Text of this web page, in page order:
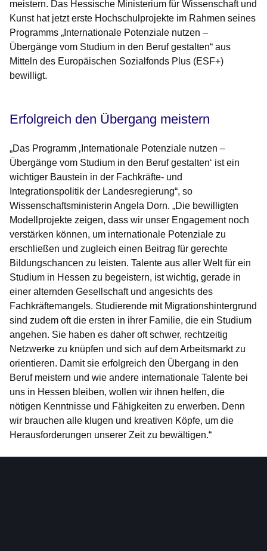
meistern. Das Hessische Ministerium für Wissenschaft und
Kunst hat jetzt erste Hochschulprojekte im Rahmen seines
Programms „Internationale Potenziale nutzen –
Übergänge vom Studium in den Beruf gestalten“ aus
Mitteln des Europäischen Sozialfonds Plus (ESF+)
bewilligt.
Erfolgreich den Übergang meistern
„Das Programm ‚Internationale Potenziale nutzen –
Übergänge vom Studium in den Beruf gestalten‘ ist ein
wichtiger Baustein in der Fachkräfte- und
Integrationspolitik der Landesregierung“, so
Wissenschaftsministerin Angela Dorn. „Die bewilligten
Modellprojekte zeigen, dass wir unser Engagement noch
verstärken können, um internationale Potenziale zu
erschließen und zugleich einen Beitrag für gerechte
Bildungschancen zu leisten. Talente aus aller Welt für ein
Studium in Hessen zu begeistern, ist wichtig, gerade in
einer alternden Gesellschaft und angesichts des
Fachkräftemangels. Studierende mit Migrationshintergrund
sind zudem oft die ersten in ihrer Familie, die ein Studium
angehen. Sie haben es daher oft schwer, rechtzeitig
Netzwerke zu knüpfen und sich auf dem Arbeitsmarkt zu
orientieren. Damit sie erfolgreich den Übergang in den
Beruf meistern und wie andere internationale Talente bei
uns in Hessen bleiben, wollen wir ihnen helfen, die
nötigen Kenntnisse und Fähigkeiten zu erwerben. Denn
wir brauchen alle klugen und kreativen Köpfe, um die
Herausforderungen unserer Zeit zu bewältigen.“